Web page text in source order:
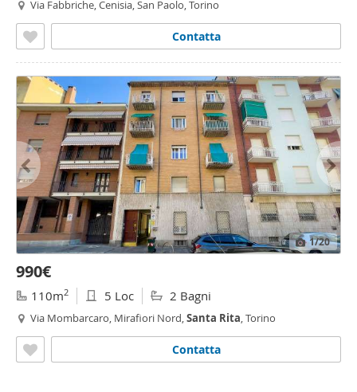
Via Fabbriche, Cenisia, San Paolo, Torino
Contatta
1/20
990€
110m2 5 Loc 2 Bagni
Via Mombarcaro, Mirafiori Nord,Santa Rita, Torino
Contatta